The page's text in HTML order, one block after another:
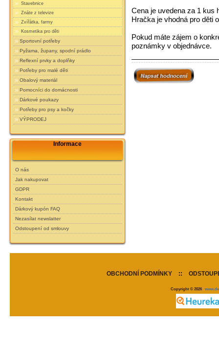
Stavebnice
Znáte z televize
Zvířátka, farmy
Kosmetika pro děti
Sportovní potřeby
Pyžama, župany, spodní prádlo
Reflexní prvky a doplňky
Potřeby pro malé děti
Obalový materiál
Pomocníci do domácnosti
Dárkové poukazy
Potřeby pro psy a kočky
VÝPRODEJ
Informace
O nás
Jak nakupovat
GDPR
Kontakt
Dárkový kupón FAQ
Nezasílat newslatter
Odstoupení od smlouvy
Cena je uvedena za 1 kus
Hračka je vhodná pro děti
Pokud máte zájem o
poznámky v objednávce.
OBCHODNÍ PODMÍNKY ::
Copyright © 2026